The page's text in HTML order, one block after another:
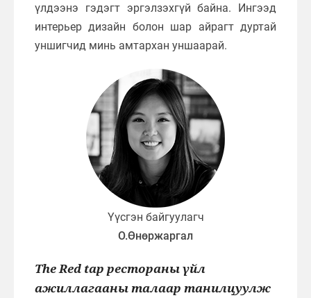
үлдээнэ гэдэгт эргэлзэхгүй байна. Ингээд
интерьер дизайн болон шар айрагт дуртай
уншигчид минь амтархан уншаарай.
Үүсгэн байгуулагч
О.Өнөржаргал
The Red tap рестораны үйл
ажиллагааны талаар танилцуулж